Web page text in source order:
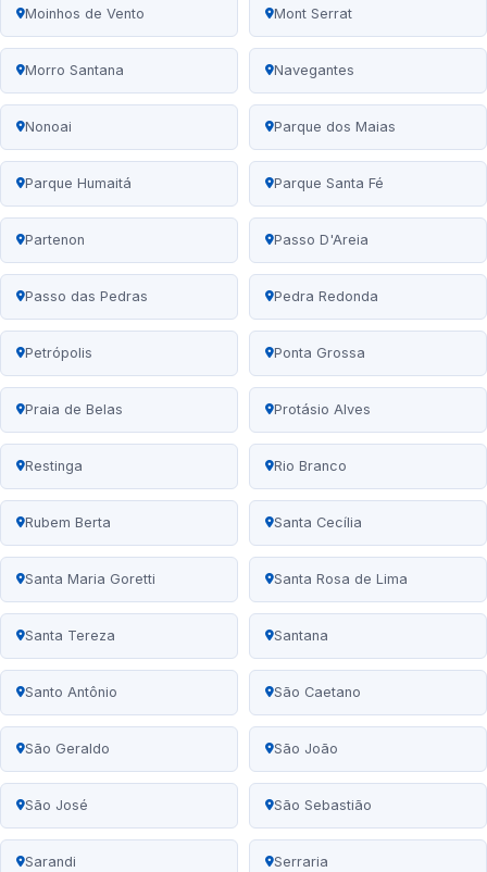
Moinhos de Vento Mont Serrat
Morro Santana Navegantes
Nonoai Parque dos Maias
Parque Humaitá Parque Santa Fé
Partenon Passo D'Areia
Passo das Pedras Pedra Redonda
Petrópolis Ponta Grossa
Praia de Belas Protásio Alves
Restinga Rio Branco
Rubem Berta Santa Cecília
Santa Maria Goretti Santa Rosa de Lima
Santa Tereza Santana
Santo Antônio São Caetano
São Geraldo São João
São José São Sebastião
Sarandi Serraria